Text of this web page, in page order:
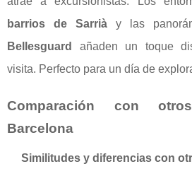
barrios de Sarriày las
Bellesguard
añaden un toque
visita. Perfecto para un día de
Comparación con
Barcelona
Similitudes y diferencias con